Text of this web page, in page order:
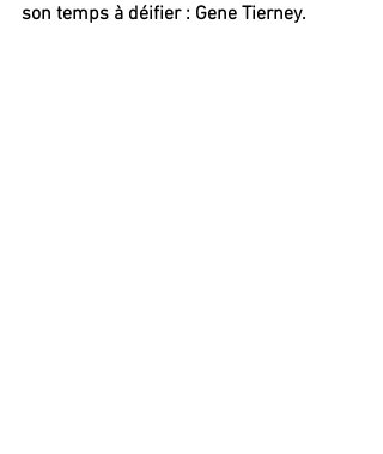
son temps à déifier : Gene Tierney.